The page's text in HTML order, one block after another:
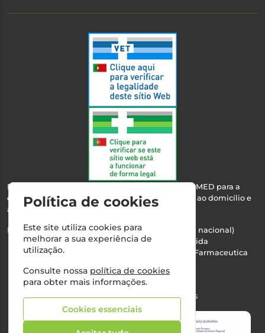
Esta farmácia encontra-se autorizada pelo INFARMED para a
dispensa de medicamentos e produtos de saúde ao domicílio e
através da internet.
Nº Infarmed: 21 798 7100 (chamada para rede fixa nacional)
Direção Técnica:Maria Teresa Almeida
NIPC:510103669 | Teresa Almeida - Sociedade Farmaceutica
Alvará nº:2994
©2026 Todos os direitos reservados
Política de cookies
Este site utiliza cookies para
melhorar a sua experiência de
utilização.
Consulte nossa política de cookies
para obter mais informações.
Cookies essenciais